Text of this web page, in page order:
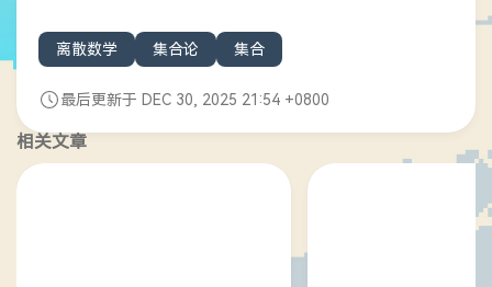
离散数学 集合论 集合
最后更新于 DEC 30, 2025 21:54 +0800
相关文章